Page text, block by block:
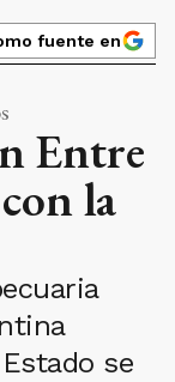
fuente en
Entre
la
se